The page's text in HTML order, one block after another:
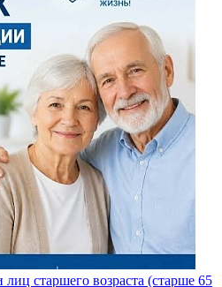
старшего возраста (старше 65